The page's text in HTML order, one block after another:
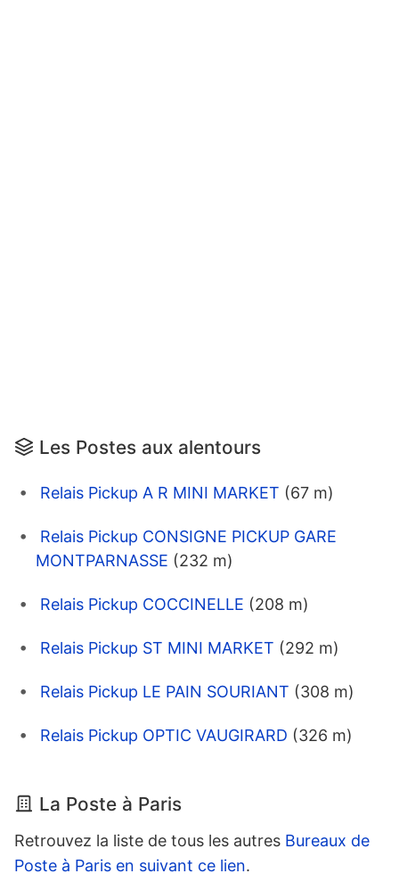
Les Postes aux alentours
Relais Pickup A R MINI MARKET (67 m)
Relais Pickup CONSIGNE PICKUP GARE
MONTPARNASSE (232 m)
Relais Pickup COCCINELLE (208 m)
Relais Pickup ST MINI MARKET (292 m)
Relais Pickup LE PAIN SOURIANT (308 m)
Relais Pickup OPTIC VAUGIRARD (326 m)
La Poste à Paris
Retrouvez la liste de tous les autres Bureaux de
Poste à Paris en suivant ce lien.